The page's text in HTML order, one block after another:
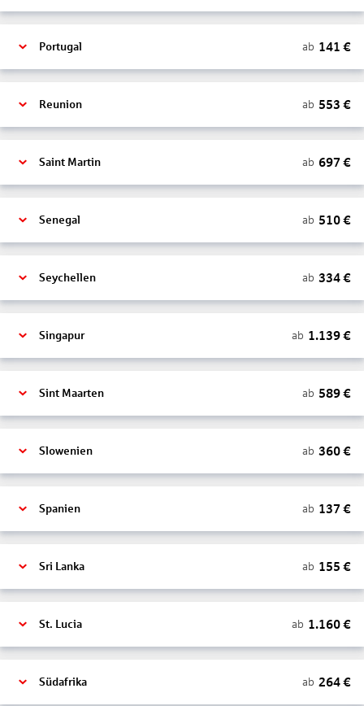
Portugal ab 141 €
Reunion ab 553 €
Saint Martin ab 697 €
Senegal ab 510€
Seychellen ab 334€
Singapur ab 1.139€
Sint Maarten ab 589€
Slowenien ab 360€
Spanien ab 137 €
Sri Lanka ab 155 €
St. Lucia ab 1.160€
Südafrika ab 264€